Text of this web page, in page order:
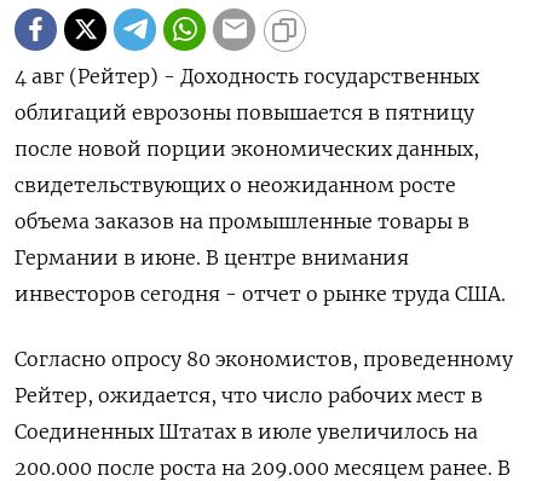
4 авг (Рейтер) - Доходность государственных
облигаций еврозоны повышается в пятницу
после новой порции экономических данных,
свидетельствующих о неожиданном росте
объема заказов на промышленные товары в
Германии в июне. В центре внимания
инвесторов сегодня - отчет о рынке труда США.
Согласно опросу 80 экономистов, проведенному
Рейтер, ожидается, что число рабочих мест в
Соединенных Штатах в июле увеличилось на
200.000 после роста на 209.000 месяцем ранее. В